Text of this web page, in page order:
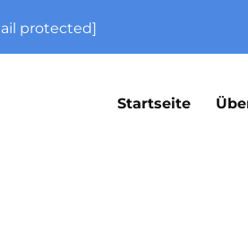
protected]
Startseite